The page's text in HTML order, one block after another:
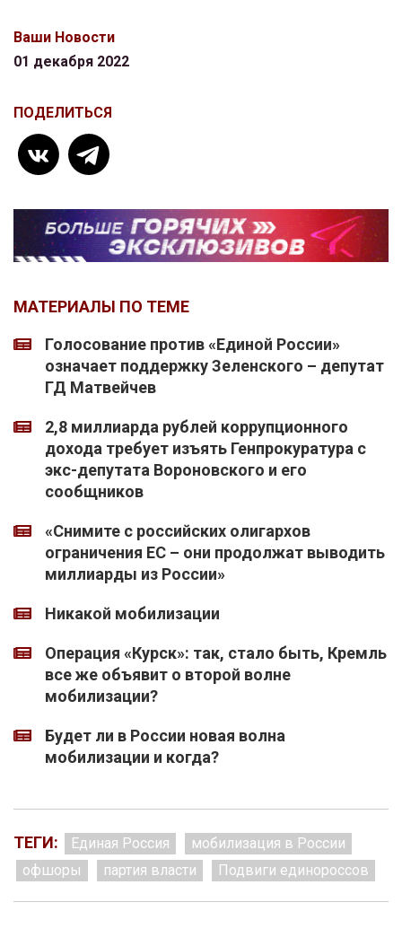
Ваши Новости
01 декабря 2022
ПОДЕЛИТЬСЯ
МАТЕРИАЛЫ ПО ТЕМЕ
Голосование против «Единой России»
означает поддержку Зеленского – депутат
ГД Матвейчев
2,8 миллиарда рублей коррупционного
дохода требует изъять Генпрокуратура с
экс-депутата Вороновского и его
сообщников
«Снимите с российских олигархов
ограничения ЕС – они продолжат выводить
миллиарды из России»
Никакой мобилизации
Операция «Курск»: так, стало быть, Кремль
все же объявит о второй волне
мобилизации?
Будет ли в России новая волна
мобилизации и когда?
ТЕГИ: Единая Россия
мобилизация в России
офшоры
партия власти Подвиги единороссов